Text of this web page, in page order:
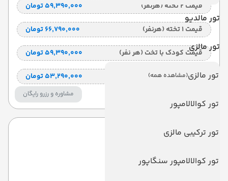
تور مالدیو
تور مالزی
تور مالزی(مشاهده همه)
تور کوالالامپور
تور ترکیبی مالزی
تور کوالالامپور سنگاپور
قیمت 2 تخته (هرنفر) ۵۹٬۳۹۰٬۰۰۰ تومان
قیمت 1 تخته (هرنفر) ۶۶٬۷۹۰٬۰۰۰ تومان
قیمت کودک با تخت (هر نفر) ۵۹٬۳۹۰٬۰۰۰ تومان
قیمت کودک بدون تخت (هرنفر) ۵۳٬۲۹۰٬۰۰۰ تومان
مشاوره و رزرو رایگان
رویال
Royal